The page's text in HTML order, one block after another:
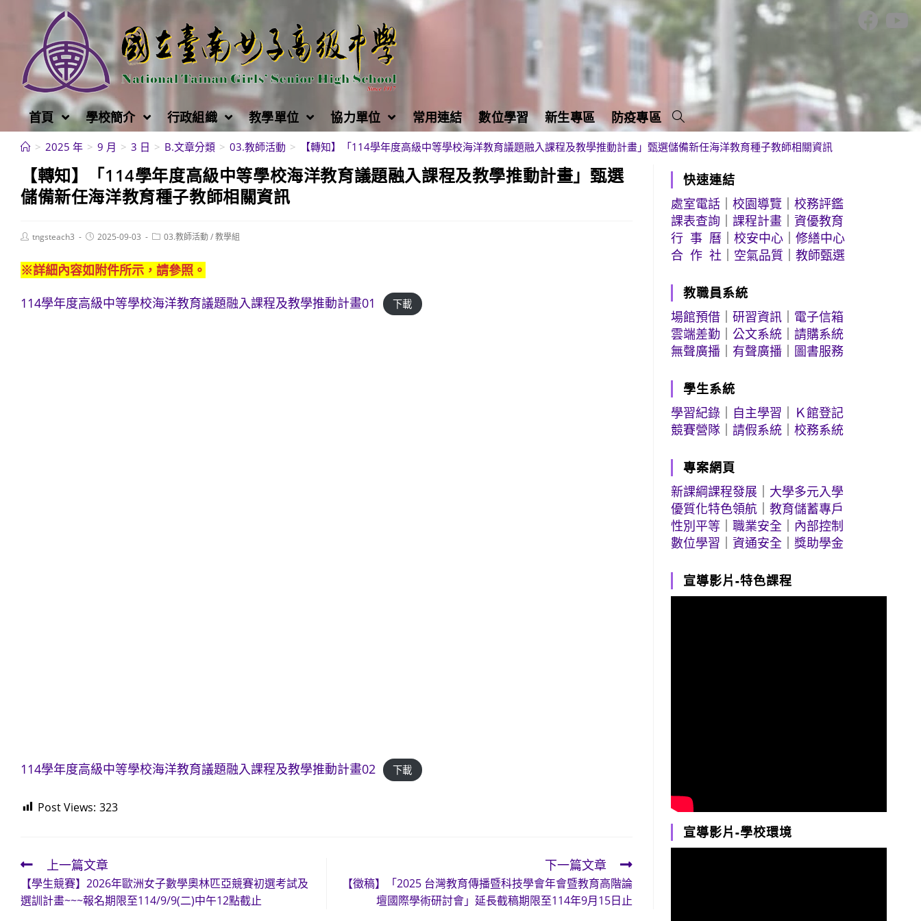
首頁 學校簡介 行政組織 教學單位 協力單位 常用連結 數位學習 新生專區 防疫專區
> 2025 年 > 9 月 > 3 日 > B.文章分類 > 03.教師活動 > 【轉知】「114學年度高級中等學校海洋教育議題融入課程及教學推動計畫」甄選儲備新任海洋教育種子教師相關資訊
【轉知】「114學年度高級中等學校海洋教育議題融入課程及教學推動計畫」甄選
儲備新任海洋教育種子教師相關資訊
Posttngsteach3
Post2025-09-03
Post03.教師活動/教學組
※詳細內容如附件所示，請參照。
114學年度高級中等學校海洋教育議題融入課程及教學推動計畫01
下載
114學年度高級中等學校海洋教育議題融入課程及教學推動計畫02 下載
Post Views: 323
Read
more
articles
上一篇文章
【學生競賽】2026年歐洲女子數學奧林匹亞競賽初選考試及
選訓計畫~~~報名期限至114/9/9(二)中午12點截止
下一篇文章
【徵稿】「2025 台灣教育傳播暨科技學會年會暨教育高階論
壇國際學術研討會」延長截稿期限至114年9月15日止
快速連結
處室電話 ｜校園導覽 ｜校務評鑑
課表查詢 ｜課程計畫 ｜資優教育
行 事 曆 ｜校安中心 ｜修繕中心
合 作 社
空氣品質 ｜教師甄選
教職員系統
場館預借 ｜研習資訊
電子信箱
雲端差勤 ｜公文系統 ｜請購系統
無聲廣播
有聲廣播 圖書服務
學生系統
學習紀錄
自主學習
Ｋ館登記
競賽營隊 ｜請假系統 ｜校務系統
專案網頁
新課綱課程發展
大學多元入學
優質化特色領航 ｜教育儲蓄專戶
性別平等 ｜職業安全
內部控制
數位學習 ｜資通安全 ｜獎助學金
宣導影片-特色課程
宣導影片-學校環境